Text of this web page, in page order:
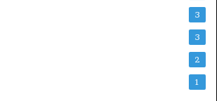
3
3
2
1